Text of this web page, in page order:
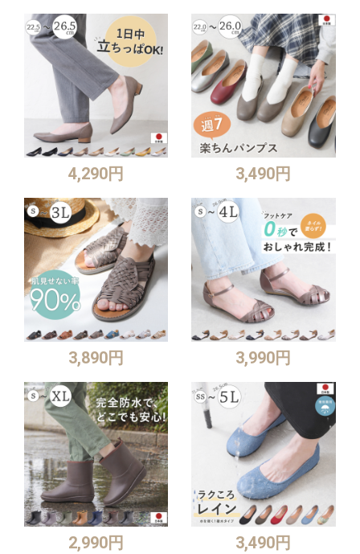
4,290円 3,490円
3,890円 3,990円
2,990円 3,490円